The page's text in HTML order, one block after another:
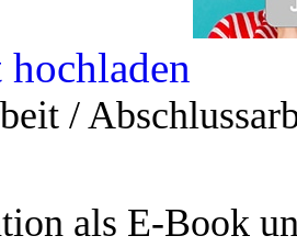
/
als E-Book